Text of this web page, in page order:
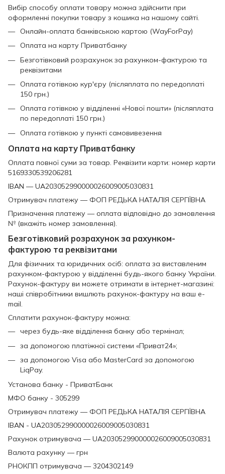
Вибір способу оплати товару можна здійснити при
оформленні покупки товару з кошика на нашому сайті.
Онлайн-оплата банківською картою (WayForPay)
Оплата на карту Приватбанку
Безготівковий розрахунок за рахунком-фактурою та
реквізитами
Оплата готівкою кур'єру (післяплата по передоплаті
150 грн.)
Оплата готівкою у відділенні «Нової пошти» (післяплата
по передоплаті 150 грн.)
Оплата готівкою у пункті самовивезення
Оплата на карту Приватбанку
Оплата повної суми за товар. Реквізити карти: номер карти
5169330539206281
IBAN — UA203052990000026009005030831
Отримувач платежу — ФОП РЕДЬКА НАТАЛІЯ СЕРГІЇВНА
Призначення платежу — оплата відповідно до замовлення
№ (вкажіть номер замовлення).
Безготівковий розрахунок за рахунком-
фактурою та реквізитами
Для фізичних та юридичних осіб: оплата за виставленим
рахунком-фактурою у відділенні будь-якого банку України.
Рахунок-фактуру ви можете отримати в інтернет-магазині:
наші співробітники вишлють рахунок-фактуру на ваш e-
mail.
Сплатити рахунок-фактуру можна:
через будь-яке відділення банку або термінал;
за допомогою платіжної системи «Приват24»;
за допомогою Visa або MasterCard за допомогою
LiqPay.
Установа банку - ПриватБанк
МФО банку - 305299
Отримувач платежу — ФОП РЕДЬКА НАТАЛІЯ СЕРГІЇВНА
IBAN - UA203052990000026009005030831
Рахунок отримувача — UA203052990000026009005030831
Валюта рахунку — грн
РНОКПП отримувача — 3204302149